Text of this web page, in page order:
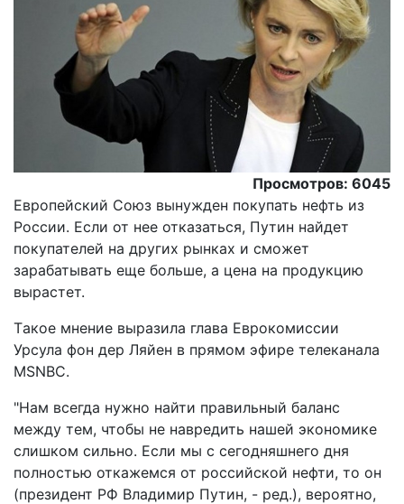
Просмотров: 6045
Европейский Союз вынужден покупать нефть из
России. Если от нее отказаться, Путин найдет
покупателей на других рынках и сможет
зарабатывать еще больше, а цена на продукцию
вырастет.
Tакое мнение выразила глава Еврокомиссии
Урсула фон дер Ляйен в прямом эфире телеканала
MSNBC.
"Нам всегда нужно найти правильный баланс
между тем, чтобы не навредить нашей экономике
слишком сильно. Если мы с сегодняшнего дня
полностью откажемся от российской нефти, то он
(президент РФ Владимир Путин, - ред.), вероятно,